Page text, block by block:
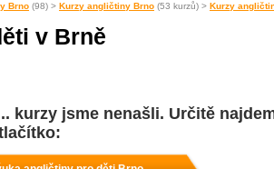
Brno (98) > Kurzy angličtiny Brno (53 kurzů) > Kurzy
v Brně
kurzy jsme nenašli. Určitě